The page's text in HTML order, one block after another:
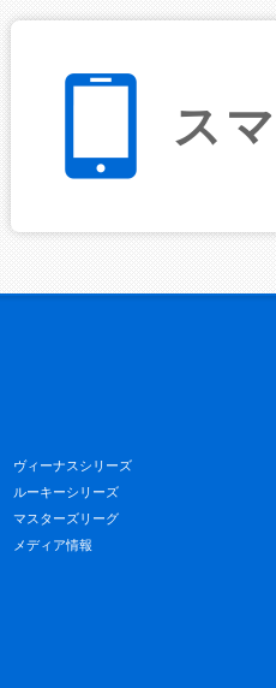
ス
ヴィーナスシリーズ
ルーキーシリーズ
マスターズリーグ
メディア情報